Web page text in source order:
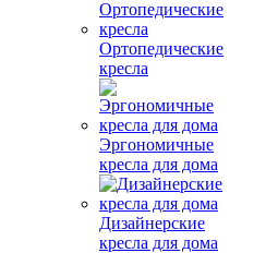
Ортопедические
кресла
Эргономичные
кресла для дома
Дизайнерские
кресла для дома